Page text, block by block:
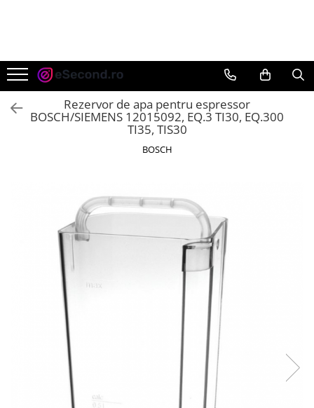
Auto Moto
Accesorii Auto
Anvelope & Jante
Reparatii si echipamente auto
Trotinete electrice
Casa, Gradina & Bricolaj
Accesorii usi
Bucatarie & Servire
Curatenie si intretinere
Hobby-uri creative
Iluminat & Electrice
Rezervor de apa pentru espressor
BOSCH/SIEMENS 12015092, EQ.3 TI30, EQ.300
TI35, TIS30
BOSCH